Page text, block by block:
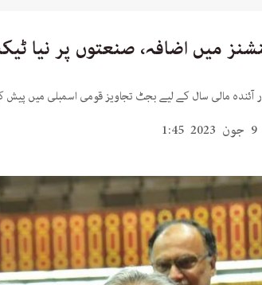
میں اضافہ، صنعتوں پر نیا
آئندہ مالی سال کے لیے بجٹ تجاویز قومی اسمبلی میں پیش